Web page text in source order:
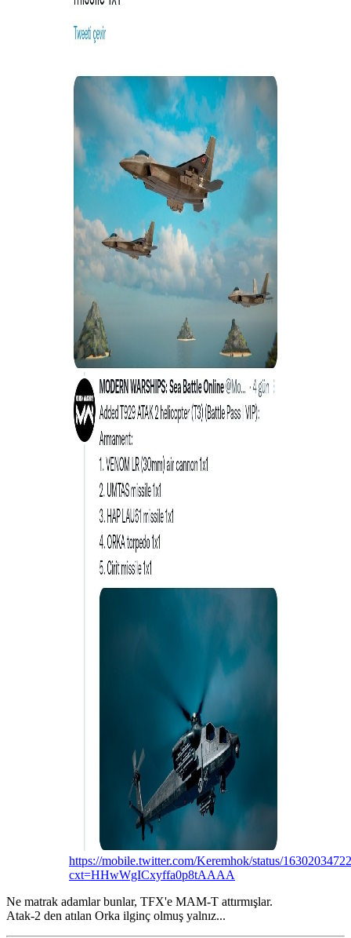
https://mobile.twitter.com/Keremhok/status/
cxt=HHwWgICxyffa0p8tAAAA
Ne matrak adamlar bunlar, TFX'e MAM-T attırmışlar.
Atak-2 den atılan Orka ilginç olmuş yalnız...